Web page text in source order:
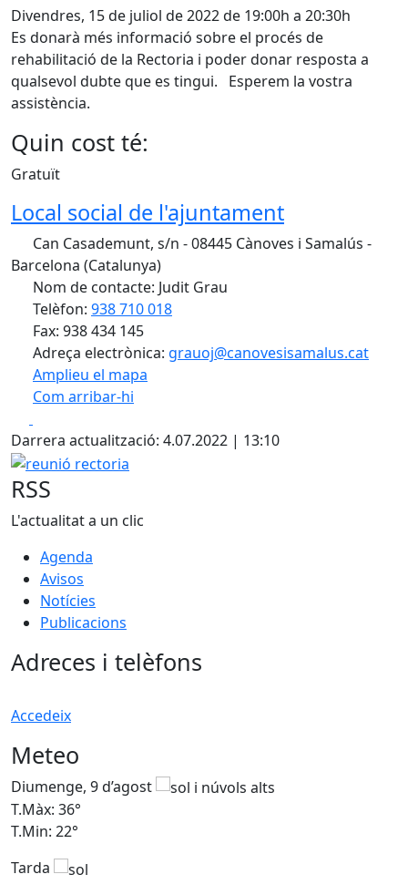
Divendres, 15 de juliol de 2022 de 19:00h a 20:30h
Es donarà més informació sobre el procés de
rehabilitació de la Rectoria i poder donar resposta a
qualsevol dubte que es tingui. Esperem la vostra
assistència.
Quin cost té:
Gratuït
Local social de l'ajuntament
Can Casademunt, s/n - 08445 Cànoves i Samalús -
Barcelona (Catalunya)
Nom de contacte: Judit Grau
Telèfon: 938 710 018
Fax: 938 434 145
Adreça electrònica: grauoj@canovesisamalus.cat
Amplieu el mapa
Com arribar-hi
+
−
Darrera actualització: 4.07.2022 | 13:10
reunió rectoria
RSS
L'actualitat a un clic
Agenda
Avisos
Notícies
Publicacions
Adreces i telèfons
Accedeix
Meteo
Diumenge, 9 d’agost
T.Màx: 36°
T.Min: 22°
Tarda